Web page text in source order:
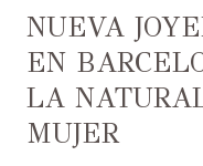
NUEVA
EN
LA
MUJER